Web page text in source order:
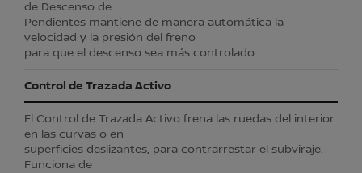
de Descenso de
Pendientes mantiene de manera automática la
velocidad y la presión del freno
para que el descenso sea más controlado.
Control de Trazada Activo
El Control de Trazada Activo frena las ruedas del interior
en las curvas o en
superficies deslizantes, para contrarrestar el subviraje.
Funciona de